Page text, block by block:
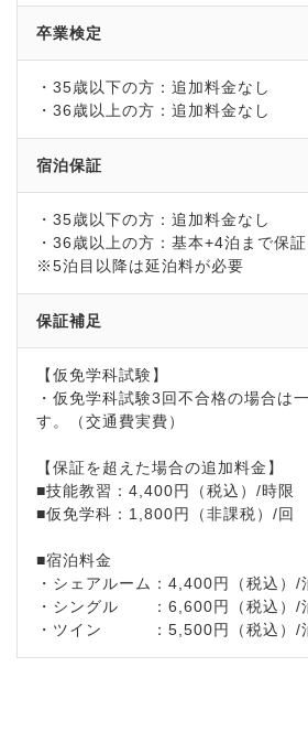
卒業検定
・35歳以下の方：追加料金なし
・36歳以上の方：追加料金なし
宿泊保証
・35歳以下の方：追加料金なし
・36歳以上の方：基本+4泊まで保証
※5泊目以降は延泊料が必要
保証補足
【仮免学科試験】
・仮免学科試験3回不合格の場合は
す。（交通費実費）
【保証を超えた場合の追加料金】
■技能教習：4,400円（税込）/時限
■仮免学科：1,800円（非課税）/回
■宿泊料金
・シェアルーム：4,400円（税込）/
・シングル ：6,600円（税込）/
・ツイン ：5,500円（税込）/